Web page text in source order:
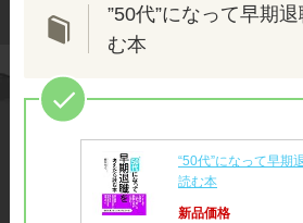
”50代”になって早期
む本
“50代”になって早期
読む本
新品価格